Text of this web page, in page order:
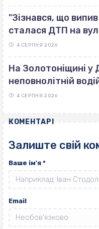
"Зізнався, що випив
сталася ДТП на
4 СЕРПНЯ 2026
На Золотоніщині у
неповнолітній
4 СЕРПНЯ 2026
КОМЕНТАРІ
Залиште свій
Ваше ім'я *
Email